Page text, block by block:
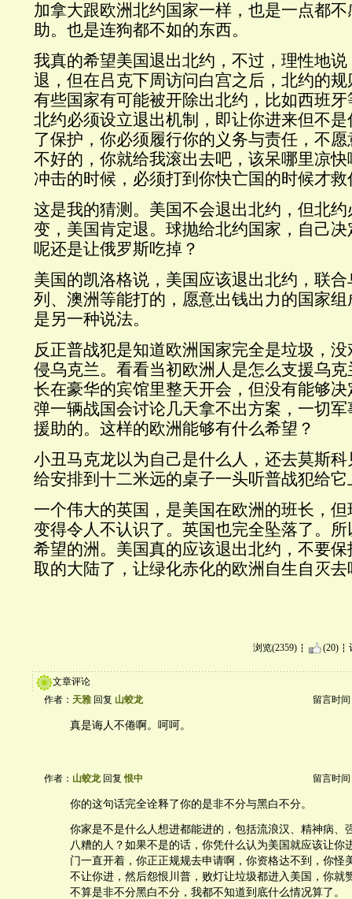
加拿大跟欧洲北约国家一样，也是一点都
助。也是连狗都不如的东西。
我真的希望美国退出北约，不过，理性地
退，但在吕克下周访问白宫之后，北约的
有些国家有可能被开除出北约，比如西班
北约必须设立退出机制，即让你进来但不
了保护，你必须履行你的义务与责任，不
不好的，你就给我滚出去吧，该呆哪里凉
冲击的时候，必须打到你快亡国的时候才
这是我的猜测。美国不会退出北约，但北
变，美国肯定退。球抛给北约国家，自己
呢还是让俄罗斯吃掉？
美国的凯洛格说，美国应该退出北约，联
列、澳洲等能打的，愿意出钱出力的国家
是另一种说法。
反正普战犯是知道欧洲国家完全是垃圾，
侵乌克兰。看看当初欧洲人是怎么支援乌
长在豪华的宾馆里整天开会，但没有能够
弹一辆战国会讨论几天拿不出方案，一切
援助的。这样的欧洲能够有什么希望？
小丑马克龙以为自己是什么人，还去莫斯
给安排到十二米远的桌子一头听普战犯给
一个伟大的英国，是美国在欧洲的班长，
变得令人不认识了。英国也完全坠落了。
希望的洲。美国真的应该退出北约，不要
取的大陆了，让绿化赤化的欧洲自生自灭去
浏览(2359) (20)
文章评论
作者： 天雅 回复 山蛟龙 留言时间
真是诲人不倦啊。呵呵。
作者： 山蛟龙回复恨中 留言时间
你的这句话完全诠释了你的是非不分与黑白不分。
你家是不是什么人想进都能进的，包括流浪汉、精神病、
八糟的人？如果不是的话，你凭什么认为美国就应该让你
门一直开着，你正正规规去申请啊，你资格达不到，你怪
不让你进，然后怨恨川普，败灯让垃圾都进入美国，你就
不算是非不分黑白不分，我都不知道到底什么情况算了。